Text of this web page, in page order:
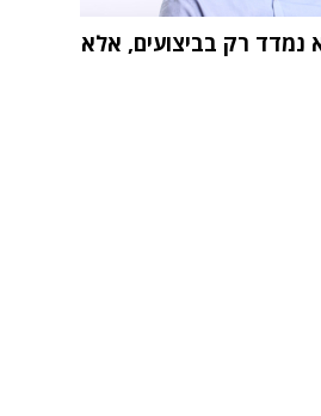
נמדד רק בביצועים, אלא